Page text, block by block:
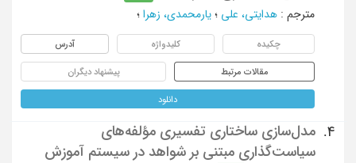
مترجم : هدایتی، علی ؛ یارمحمدی، زهرا ؛
چکیده کلیدواژه آدرس
مقالات مرتبط پیشنهاد دیگران
دانلود
4.
مدل‌سازی ساختاری تفسیری مؤلفه‌های
سیاست‌گذاری مبتنی بر شواهد در سیستم آموزش